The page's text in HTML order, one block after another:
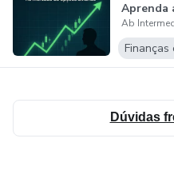
Aprenda
com
Ab
Dúvidas